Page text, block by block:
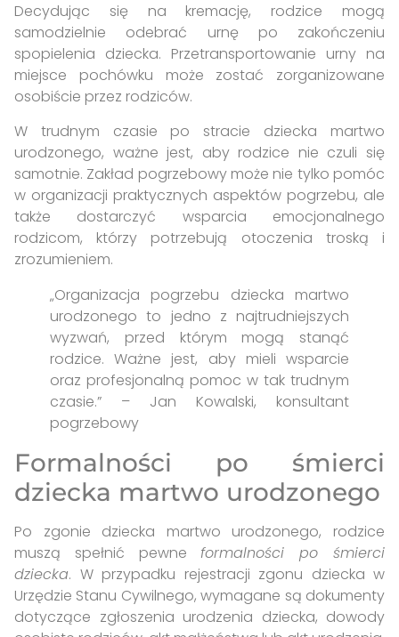
Decydując się na kremację, rodzice mogą
samodzielnie odebrać urnę po zakończeniu
spopielenia dziecka. Przetransportowanie urny na
miejsce pochówku może zostać zorganizowane
osobiście przez rodziców.
W trudnym czasie po stracie dziecka martwo
urodzonego, ważne jest, aby rodzice nie czuli się
samotnie. Zakład pogrzebowy może nie tylko pomóc
w organizacji praktycznych aspektów pogrzebu, ale
także dostarczyć wsparcia emocjonalnego
rodzicom, którzy potrzebują otoczenia troską i
zrozumieniem.
„Organizacja pogrzebu dziecka martwo
urodzonego to jedno z najtrudniejszych
wyzwań, przed którym mogą stanąć
rodzice. Ważne jest, aby mieli wsparcie
oraz profesjonalną pomoc w tak trudnym
czasie.” – Jan Kowalski, konsultant
pogrzebowy
Formalności po śmierci
dziecka martwo urodzonego
Po zgonie dziecka martwo urodzonego, rodzice
muszą spełnić pewne formalności po śmierci
dziecka. W przypadku rejestracji zgonu dziecka w
Urzędzie Stanu Cywilnego, wymagane są dokumenty
dotyczące zgłoszenia urodzenia dziecka, dowody